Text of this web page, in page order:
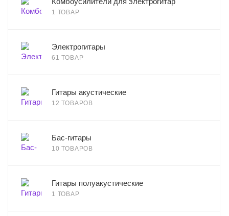
1 ТОВАР
Электрогитары
61 ТОВАР
Гитары акустические
12 ТОВАРОВ
Бас-гитары
10 ТОВАРОВ
Гитары полуакустические
1 ТОВАР